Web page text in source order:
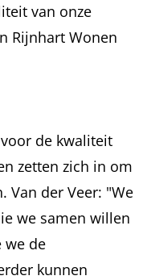
van onze
Rijnhart Wonen
de kwaliteit
zetten zich in om
Van der Veer: "We
we samen willen
we de
kunnen